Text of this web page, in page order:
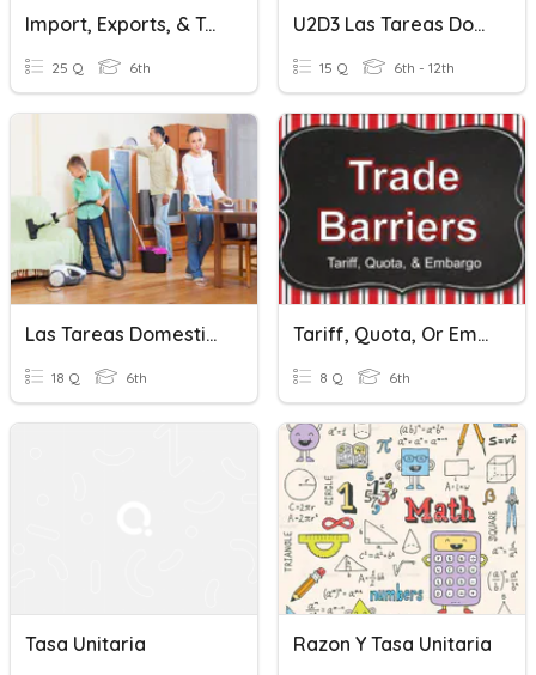
Import, Exports, & Tariffs
25 Q 6th
U2D3 Las Tareas Domésticas
15 Q 6th - 12th
Las Tareas Domesticas-Home Chores
18 Q 6th
Tariff, Quota, Or Embargo?
8 Q 6th
Tasa Unitaria Razon Y Tasa Unitaria